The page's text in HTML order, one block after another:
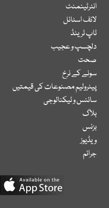
انٹرٹینمنٹ
لائف اسٹائل
ٹاپ ٹرینڈ
دلچسپ و عجیب
صحت
سونے کے نرخ
پیٹرولیم مصنوعات کی قیمتیں
سائنس و ٹیکنالوجی
بلاگ
بزنس
ویڈیوز
جرائم